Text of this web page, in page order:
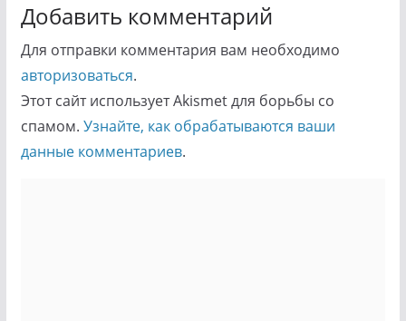
Добавить комментарий
Для отправки комментария вам необходимо
авторизоваться.
Этот сайт использует Akismet для борьбы со
спамом. Узнайте, как обрабатываются ваши
данные комментариев.